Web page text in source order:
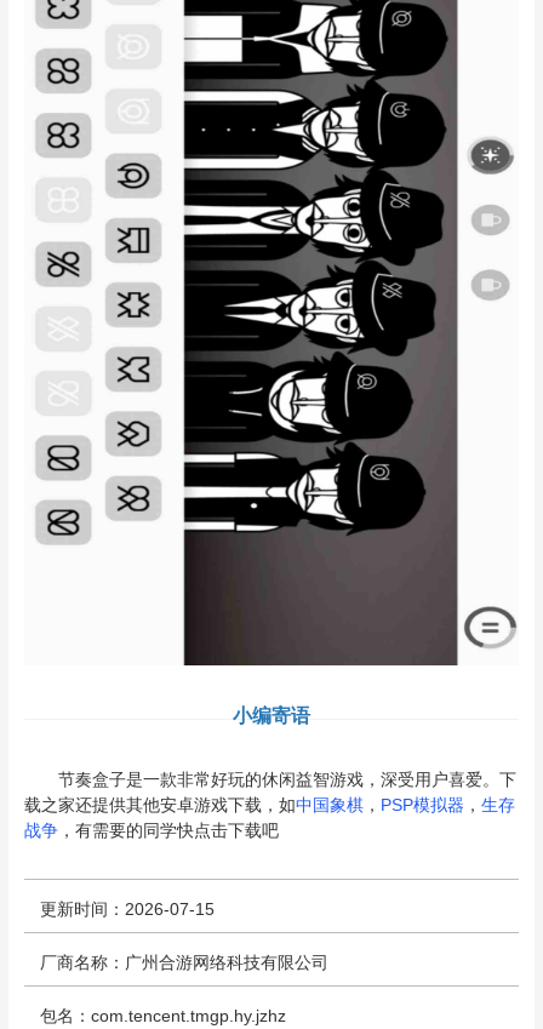
小编寄语
节奏盒子是一款非常好玩的休闲益智游戏，深受用户喜爱。下
载之家还提供其他安卓游戏下载，如中国象棋， PSP模拟器 ， 生存
战争，有需要的同学快点击下载吧
更新时间：2026-07-15
厂商名称：广州合游网络科技有限公司
包名：com.tencent.tmgp.hy.jzhz